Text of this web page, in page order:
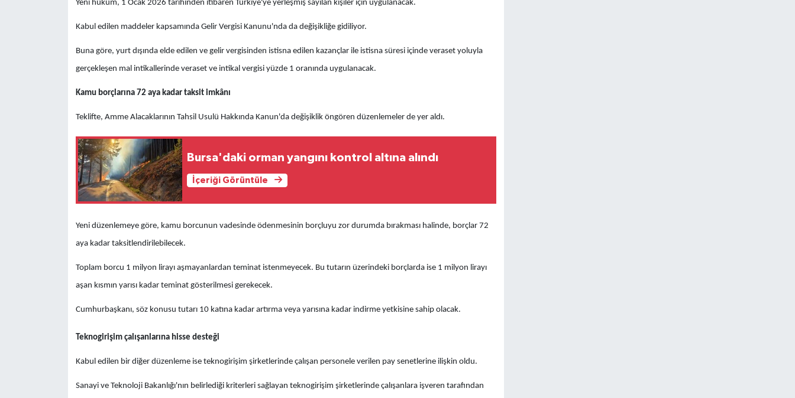
Yeni hüküm, 1 Ocak 2026 tarihinden itibaren Türkiye'ye yerleşmiş sayılan kişiler için uygulanacak.
Kabul edilen maddeler kapsamında Gelir Vergisi Kanunu'nda da değişikliğe gidiliyor.
Buna göre, yurt dışında elde edilen ve gelir vergisinden istisna edilen kazançlar ile istisna süresi içinde veraset yoluyla
gerçekleşen mal intikallerinde veraset ve intikal vergisi yüzde 1 oranında uygulanacak.
Kamu borçlarına 72 aya kadar taksit imkânı
Teklifte, Amme Alacaklarının Tahsil Usulü Hakkında Kanun'da değişiklik öngören düzenlemeler de yer aldı.
Bursa'daki orman yangını kontrol altına alındı
İçeriği Görüntüle
Yeni düzenlemeye göre, kamu borcunun vadesinde ödenmesinin borçluyu zor durumda bırakması halinde, borçlar 72
aya kadar taksitlendirilebilecek.
Toplam borcu 1 milyon lirayı aşmayanlardan teminat istenmeyecek. Bu tutarın üzerindeki borçlarda ise 1 milyon lirayı
aşan kısmın yarısı kadar teminat gösterilmesi gerekecek.
Cumhurbaşkanı, söz konusu tutarı 10 katına kadar artırma veya yarısına kadar indirme yetkisine sahip olacak.
Teknogirişim çalışanlarına hisse desteği
Kabul edilen bir diğer düzenleme ise teknogirişim şirketlerinde çalışan personele verilen pay senetlerine ilişkin oldu.
Sanayi ve Teknoloji Bakanlığı'nın belirlediği kriterleri sağlayan teknogirişim şirketlerinde çalışanlara işveren tarafından